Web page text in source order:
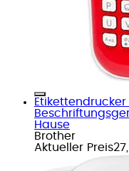
Etikettendrucker
Hause
Brother
Aktueller Preis